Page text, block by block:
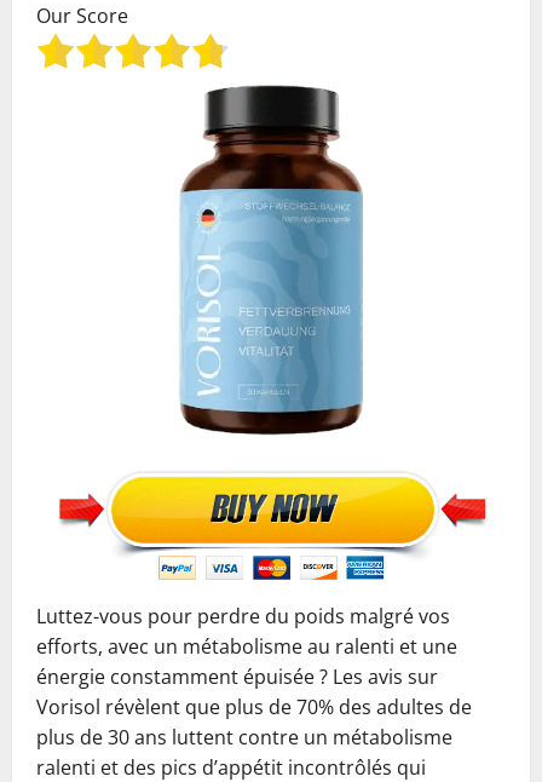
Our Score
Luttez-vous pour perdre du poids malgré vos
efforts, avec un métabolisme au ralenti et une
énergie constamment épuisée ? Les avis sur
Vorisol révèlent que plus de 70% des adultes de
plus de 30 ans luttent contre un métabolisme
ralenti et des pics d’appétit incontrôlés qui